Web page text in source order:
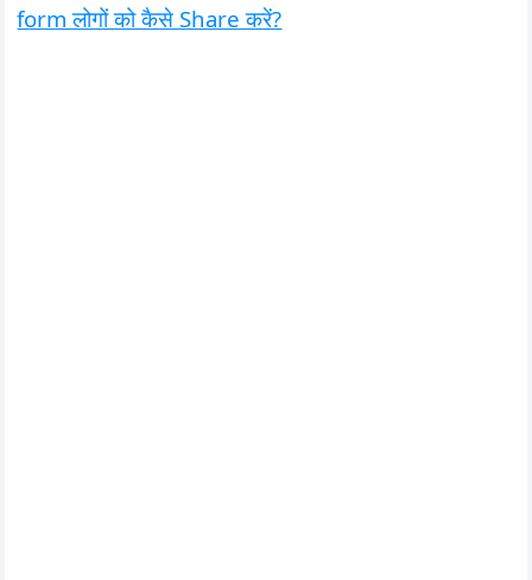
form लोगों को कैसे Share करें?